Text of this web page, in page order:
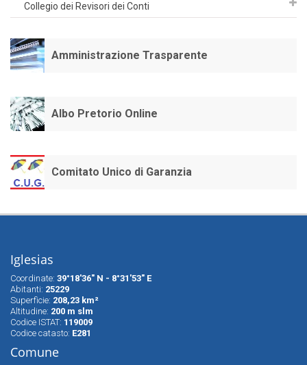
Collegio dei Revisori dei Conti
Amministrazione Trasparente
Albo Pretorio Online
Comitato Unico di Garanzia
Iglesias
Coordinate: 39°18'36" N - 8°31'53" E
Abitanti: 25229
Superfìcie: 208,23 km²
Altitudine: 200 m slm
Codice ISTAT: 119009
Codice catasto: E281
Comune